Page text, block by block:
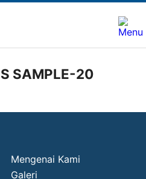
SAMPLE-20
Mengenai Kami
Galeri